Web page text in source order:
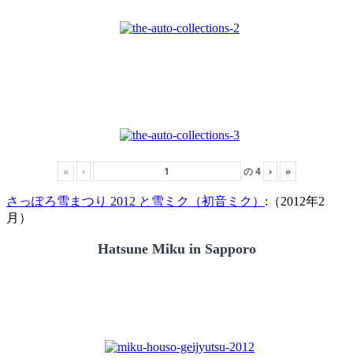
« ‹ の4 › »
さっぽろ雪まつり 2012 と雪ミク（初音ミク） :（2012年2
月）
Hatsune Miku in Sapporo